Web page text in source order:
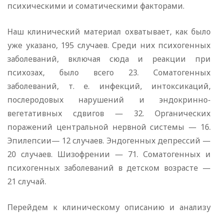
психическими и соматическими факторами.
Наш клинический материал охватывает, как было
уже указано, 195 случаев. Среди них психогенных
заболеваний, включая сюда и реакции при
психозах, было всего 23. Соматогенных
заболеваний, т. е. инфекций, интоксикаций,
послеродовых нарушений и эндокринно-
вегетативных сдвигов — 32. Органических
поражений центральной нервной системы — 16.
Эпилепсии— 12 случаев. Эндогенных депрессий —
20 случаев. Шизофрении — 71. Соматогенных и
психогенных заболеваний в детском возрасте —
21 случай.
Перейдем к клиническому описанию и анализу